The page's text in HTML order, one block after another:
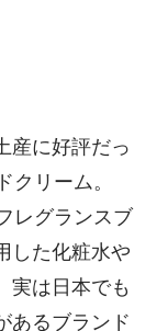
産に好評だっ
クリーム。
レグランスブ
した化粧水や
実は日本でも
あるブランド